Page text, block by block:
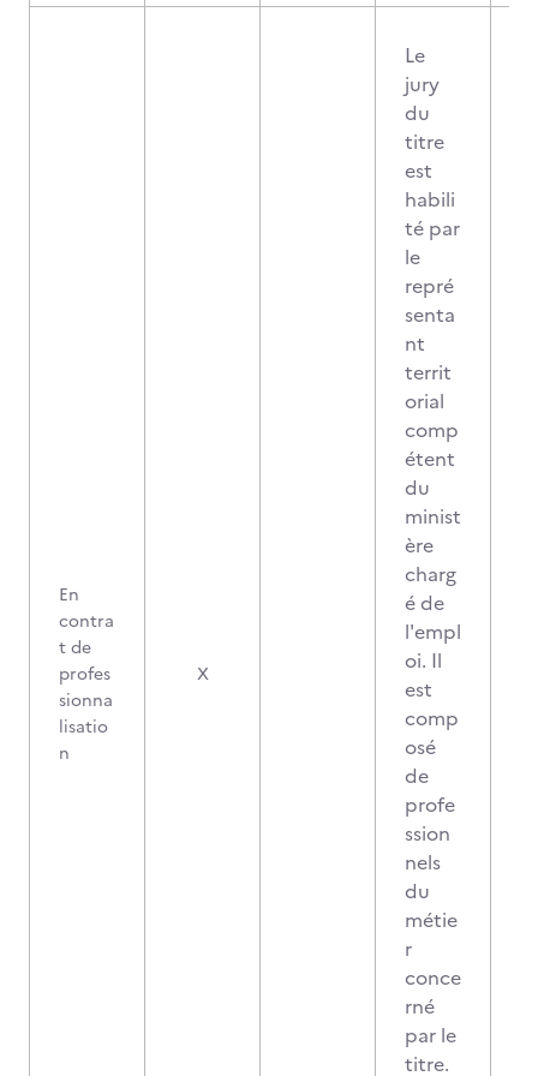
En
contra
t de
profes
sionna
lisatio
n
X
Le
jury
du
titre
est
habili
té par
le
repré
senta
nt
territ
orial
comp
étent
du
minist
ère
charg
é de
l'empl
oi. Il
est
comp
osé
de
profe
ssion
nels
du
métie
r
conce
rné
par le
titre.